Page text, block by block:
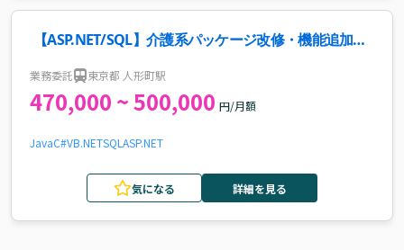
【ASP.NET/SQL】介護系パッケージ改修・機能追加開
業務委託 東京都 人形町駅
470,000 ~ 500,000 円/月額
JavaC#VB.NETSQL ASP.NET
気になる 詳細を見る